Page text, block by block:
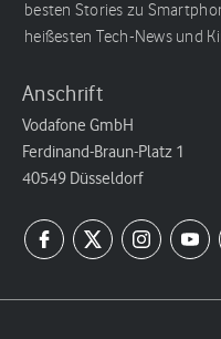
besten Stories zu
heißesten Tech-News und
Anschrift
Vodafone GmbH
Ferdinand-Braun-Platz 1
40549 Düsseldorf